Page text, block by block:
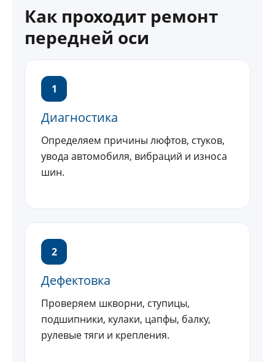
Как проходит ремонт
передней оси
1
Диагностика
Определяем причины люфтов, стуков,
увода автомобиля, вибраций и износа
шин.
2
Дефектовка
Проверяем шкворни, ступицы,
подшипники, кулаки, цапфы, балку,
рулевые тяги и крепления.